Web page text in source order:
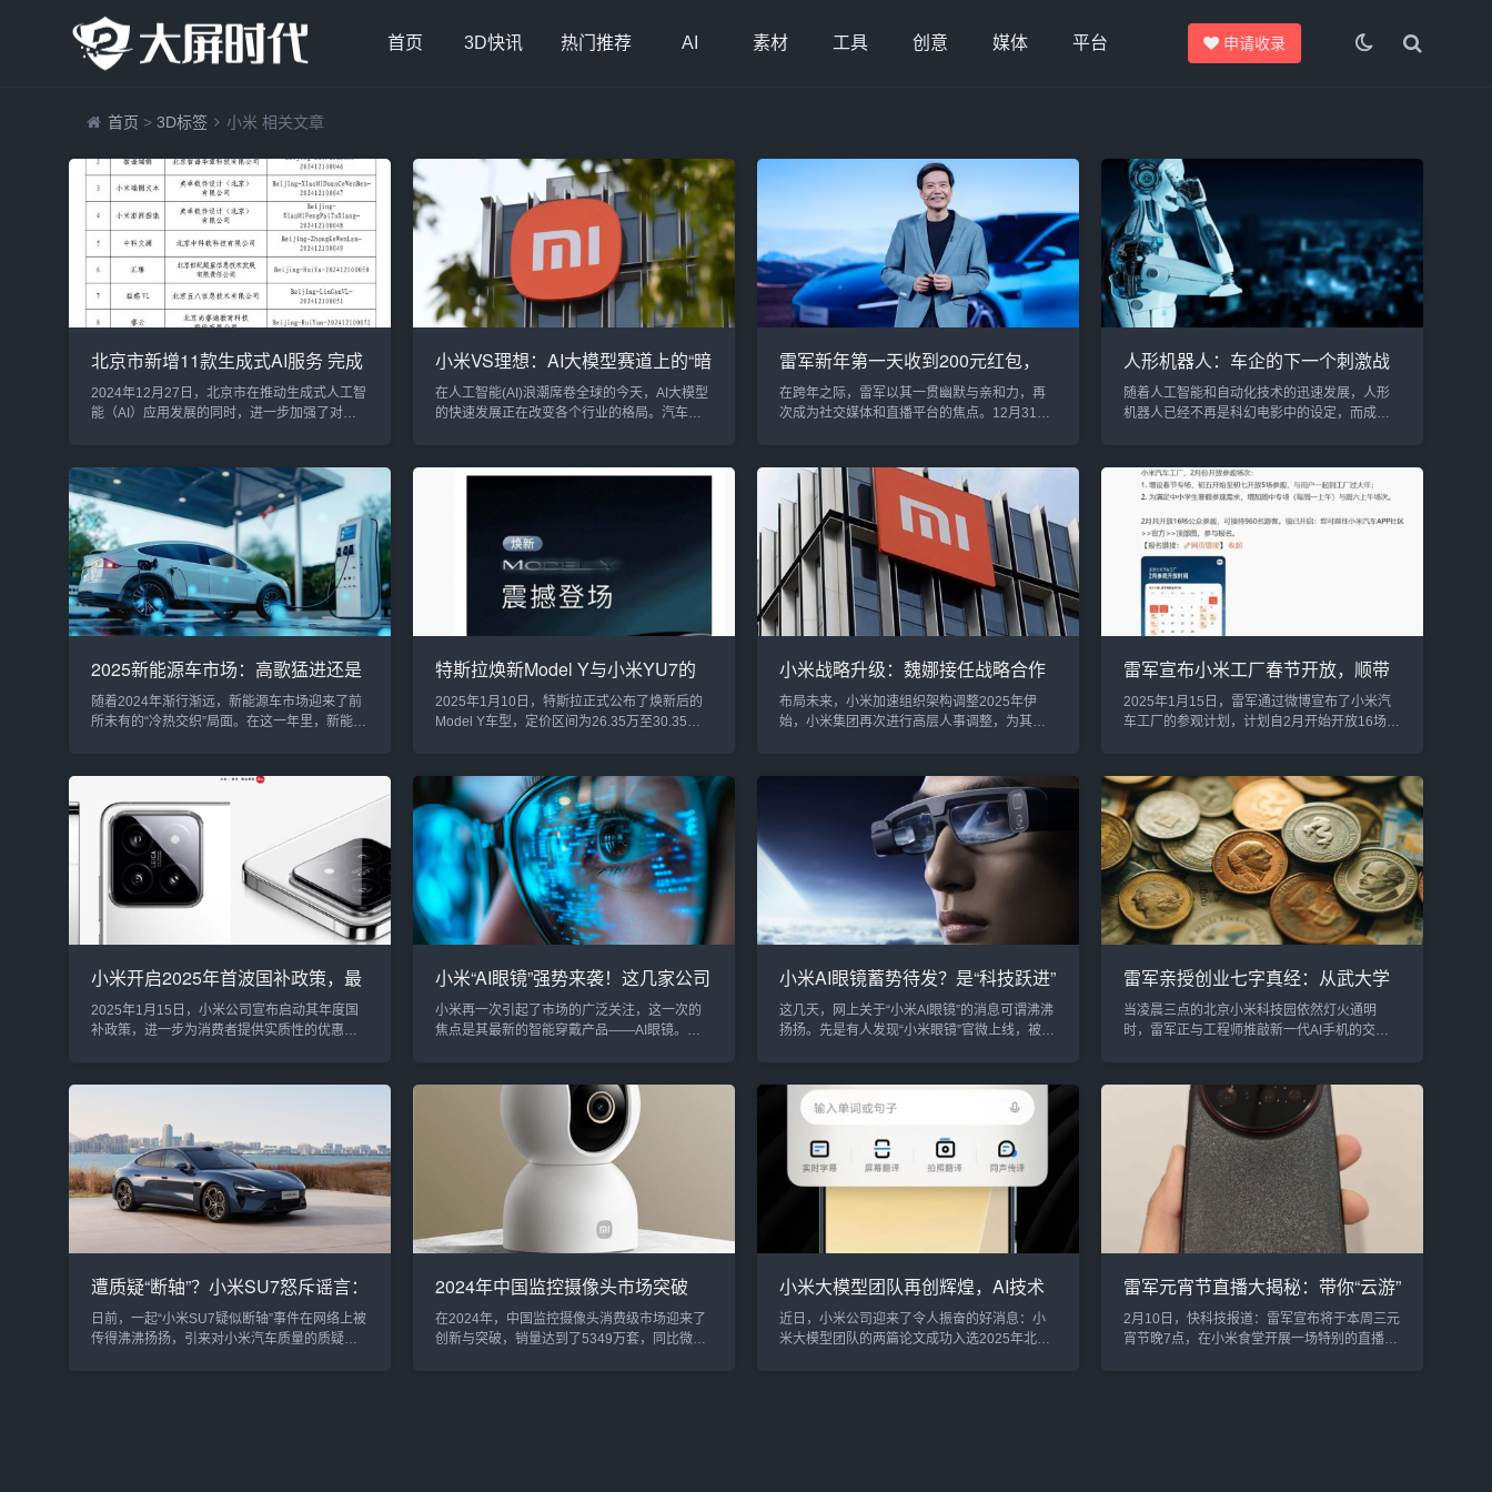
首页 3D快讯 热门推荐 AI 素材 工具 创意 媒体 平台 申请收录
首页 > 3D标签 小米 相关文章
北京市新增11款生成式AI服务 完成
备案提升行业透明度
2024年12月27日，北京市在推动生成式人工智
能（AI）应用发展的同时，进一步加强了对相
备案，至此，北京市累计完成了105款生成式AI
服务的备案工作。这一举措的实施，为行业发
展注入了更多的透明度和规范化管理，也为各
方提供了更加清晰的合规依据。1. 生成式AI备
案：推动行业合规与规范化发展根据《生成式
人工智能服务管...
小米VS理想：AI大模型赛道上的“暗
战”，为何我更看好小米
在人工智能(AI)浪潮席卷全球的今天，AI大模型
的快速发展正在改变各个行业的格局。汽车、
在这一过程中，小米和理想汽车无疑是两大亮
力。作为消费者，站在AI发展的前沿，我更看
好小米的AI大模型战略布局。小米的AI生态：人
车家全场景赋能（一...
雷军新年第一天收到200元红包，
自侃年入百万的开始
在跨年之际，雷军以其一贯幽默与亲和力，再
次成为社交媒体和直播平台的焦点。12月31日
欢笑迎接新的一年。令所有人惊讶的是，雷军
自己也收到了一个意外的红包——两张崭新的
百元大钞。面对这份突如其来的“惊喜”，雷军幽
默地表示：“这是自己年入百万的开始。”这一调
侃不仅让现场气氛更加轻松，也让网友们纷纷
响应，通过弹幕向雷军送上祝福...
人形机器人：车企的下一个刺激战
场
随着人工智能和自动化技术的迅速发展，人形
机器人已经不再是科幻电影中的设定，而成为
征，它们正在成为未来竞争的关键点。1. 车企
抢滩人形机器人赛道在传统车企的眼中，特斯
“Optimus”成为全球车企竞相追逐的目标。随着
这一新兴市场的崛起，各大车企纷纷投身其
中，力求在未来的自动化和人工智能时代占...
2025新能源车市场：高歌猛进还是
暗潮涌动？
随着2024年渐行渐远，新能源车市场迎来了前
所未有的“冷热交织”局面。在这一年里，新能源
能源车市场将如何发展？是继续高歌猛进，还
是在激烈的竞争和洗牌中暗潮涌动？2024年：
冷热共存的背后2024年，新能源车市场的表现
可谓是极为复杂，一方面是车企停摆、行业洗
牌的压力，另一方面则是市场整体销量的爆
发。“冷”与“热”的背...
特斯拉焕新Model Y与小米YU7的
较量：科技与价格的双重博弈
2025年1月10日，特斯拉正式公布了焕新后的
Model Y车型，定价区间为26.35万至30.35万
能，提升了整体的驾乘体验。这一改变无疑让
Model Y的竞争力得到了进一步加强。面对特斯
拉的强势回归，小米创始人雷军也毫不避讳地
回应了“尽管对比”的说法，仅用两个字“好的”回
应这一行业关注。特斯拉焕新Model Y：打造...
小米战略升级：魏娜接任战略合作
部总经理，卢伟冰亲自分管业务
布局未来，小米加速组织架构调整2025年伊
始，小米集团再次进行高层人事调整，为其未
任总经理魏娜正式上任，该部门业务将直接由
集团总裁卢伟冰分管。这一调整被视为小米在
全球市场竞争加剧背景下，优化组织结构、强
化战略执行力的重要举措。一、新任命揭示小
米战略调整方向小米战略合作部作为推动集团
长期战略的重要部门，其人事调整具有重要...
雷军宣布小米工厂春节开放，顺带
立下“学叉车”flag，网友纷纷点赞！
2025年1月15日，雷军通过微博宣布了小米汽
车工厂的参观计划，计划自2月开始开放16场公
开叉车。此次工厂参观不仅展示了小米在汽车
领域的最新进展，还通过雷军的轻松发言，展
现了他一贯的亲民风格。1. 小米汽车工厂参观
计划为了让更多的消费者和科技爱好者了解小
米的制造实力，雷军宣布，小米汽车工厂将在
2025年春节...
小米开启2025年首波国补政策，最
高可享2000元补贴
2025年1月15日，小米公司宣布启动其年度国
补政策，进一步为消费者提供实质性的优惠。
品种类也大幅增加。此次政策的启动，标志着
小米在为用户提供更高性价比的产品体验方面
迈出了重要一步，同时也为家电和数码产品市
场注入了新的活力。覆盖广泛，补...
小米“AI眼镜”强势来袭！这几家公司
早已布局智能穿戴，抢占先机
小米再一次引起了市场的广泛关注，这一次的
焦点是其最新的智能穿戴产品——AI眼镜。作
次，小米的AI眼镜不仅标志着智能穿戴设备的
新突破，更透露出未来科技发展的潜力。随着
小米的入局，整个智能穿戴领域的格局也将迎
来新的挑战和机遇。在小米宣布进军AI眼镜的
同时，我们不得不提到那些在智能穿戴领域深
耕多年并取得显著成果的公司。这些企业...
小米AI眼镜蓄势待发？是“科技跃进”
还是“概念狂欢”？
这几天，网上关于“小米AI眼镜”的消息可谓沸沸
扬扬。先是有人发现“小米眼镜”官微上线，被猜
册，并非最近上线。但他并未否认小米有可能
正酝酿一款真正的AI眼镜。更有媒体称，小米AI
月，与小米15 Ultra同步亮相。数码博主@智慧
皮卡丘也爆料，“M2442G1”的型号现已入网，
很...
雷军亲授创业七字真经：从武大学
霸到万亿帝国的逆袭法则
当凌晨三点的北京小米科技园依然灯火通明
时，雷军正与工程师推敲新一代AI手机的交互
帝国，他的创业心法早已超越商业教科书范
畴，成为数字时代创业者争相破译的"商业密
码"。01 风口哲学：预判未来十年的"生态占位
术""不是我们选择风口，而是风口选择准备
者。"2011年小米诞生前夕，雷军团队用三个月
完成竞品拆解报告372...
遭质疑“断轴”？小米SU7怒斥谣言：
彻查属超速撞坑，坚决抵制抹黑
日前，一起“小米SU7疑似断轴”事件在网络上被
传得沸沸扬扬，引来对小米汽车质量的质疑。
2024年中国监控摄像头市场突破
5300万套，小米引领行业风潮
在2024年，中国监控摄像头消费级市场迎来了
创新与突破，销量达到了5349万套，同比微增
小米大模型团队再创辉煌，AI技术
跃升至全球顶尖，打破语言壁垒提
升用户体验
近日，小米公司迎来了令人振奋的好消息：小
米大模型团队的两篇论文成功入选2025年北美
雷军元宵节直播大揭秘：带你“云游”
小米食堂，品味员工餐的别样风
味！
2月10日，快科技报道：雷军宣布将于本周三元
宵节晚7点，在小米食堂开展一场特别的直播，